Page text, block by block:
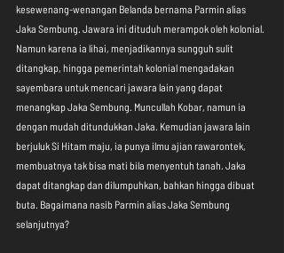
kesewenang-wenangan Belanda bernama Parmin alias
Jaka Sembung. Jawara ini dituduh merampok oleh kolonial.
Namun karena ia lihai, menjadikannya sungguh sulit
ditangkap, hingga pemerintah kolonial mengadakan
sayembara untuk mencari jawara lain yang dapat
menangkap Jaka Sembung. Muncullah Kobar, namun ia
dengan mudah ditundukkan Jaka. Kemudian jawara lain
berjuluk Si Hitam maju, ia punya ilmu ajian rawarontek,
membuatnya tak bisa mati bila menyentuh tanah. Jaka
dapat ditangkap dan dilumpuhkan, bahkan hingga dibuat
buta. Bagaimana nasib Parmin alias Jaka Sembung
selanjutnya?